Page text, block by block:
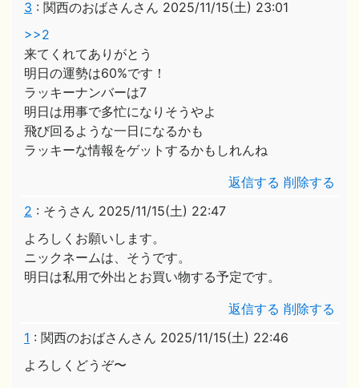
3 : 関西のおばさんさん 2025/11/15(土) 23:01
>>2
来てくれてありがとう
明日の運勢は60%です！
ラッキーナンバーは7
明日は用事で多忙になりそうやよ
飛び回るような一日になるかも
ラッキーな情報をゲットするかもしれんね
返信する 削除する
2 : そうさん 2025/11/15(土) 22:47
よろしくお願いします。
ニックネームは、そうです。
明日は私用で外出とお買い物する予定です。
返信する 削除する
1 : 関西のおばさんさん 2025/11/15(土) 22:46
よろしくどうぞ〜